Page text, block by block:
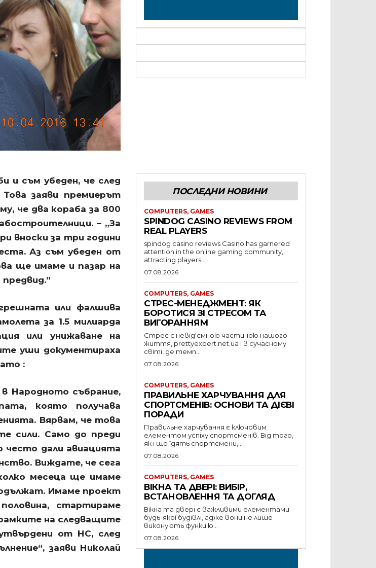
и съм убеден, че след
заяви премиерът
че два кораба за 800
– „За
вноски за три години
Аз съм убеден от
ще имаме и пазар на
или фалшива
за 1.5 милиарда
или унижаване на
уши документираха
:
Народното събрание,
която получава
Вярвам, че това
сили. Само до преди
често дали авиацията
Виждате, че сега
месеца ще имаме
Имаме проект
стартираме
на следващите
от НС, след
заяви Николай
ПОСЛЕДНИ НОВИНИ
COMPUTERS, GAMES
SPINDOG CASINO REVIEWS FROM
REAL PLAYERS
spindog casino reviews Casino has garnered
attention in the online gaming community,
attracting players...
07.08.2026
COMPUTERS, GAMES
СТРЕС-МЕНЕДЖМЕНТ: ЯК
БОРОТИСЯ ЗІ СТРЕСОМ ТА
ВИГОРАННЯМ
Стрес є невід'ємною частиною нашого
життя, prettyexpert.net.ua і в сучасному
світі, де темп...
07.08.2026
COMPUTERS, GAMES
ПРАВИЛЬНЕ ХАРЧУВАННЯ ДЛЯ
СПОРТСМЕНІВ: ОСНОВИ ТА ДІЄВІ
ПОРАДИ
Правильне харчування є ключовим
елементом успіху спортсменів. Від того,
як і що їдять спортсмени,...
07.08.2026
COMPUTERS, GAMES
ВІКНА ТА ДВЕРІ: ВИБІР,
ВСТАНОВЛЕННЯ ТА ДОГЛЯД
Вікна та двері є важливими елементами
будь-якої будівлі, адже вони не лише
виконують функцію...
07.08.2026